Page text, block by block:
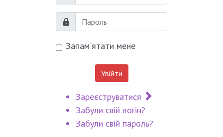
Пароль
Запам'ятати мене
Увійти
Зареєструватися
Забули свій логін?
Забули свій пароль?